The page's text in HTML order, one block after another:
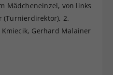
Mädcheneinzel, von links
(Turnierdirektor), 2.
Kmiecik, Gerhard Malainer